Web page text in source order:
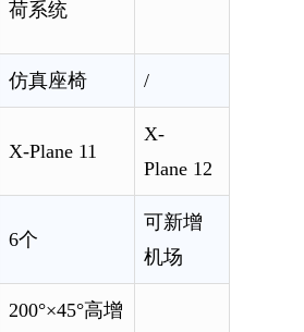
荷系统
仿真座椅 /
X-Plane 11
X-
Plane 12
6个
可新增
机场
200°×45°高增